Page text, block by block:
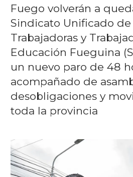
Fuego volverán a
Sindicato Unificado de
Trabajadoras y
Educación Fueguina
un nuevo paro de 48
acompañado de
desobligaciones y
toda la provincia